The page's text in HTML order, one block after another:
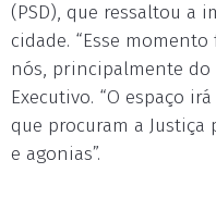
(PSD), que ressaltou a
cidade. “Esse
nós, principalmente do
Executivo. “O espaço
que procuram a Justiça
e agonias”.